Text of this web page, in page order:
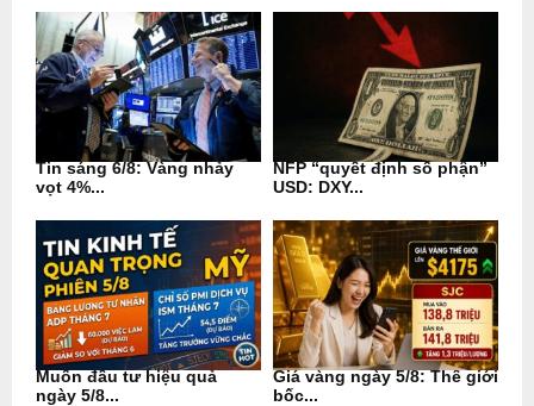
Tin sáng 6/8: Vàng nhảy
vọt 4%...
NFP “quyết định số phận”
USD: DXY...
Muốn đầu tư hiệu quả
ngày 5/8...
Giá vàng ngày 5/8: Thế giới
bốc...